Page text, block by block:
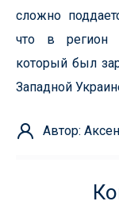
сложно
что в регион
который был
Западной
Автор: